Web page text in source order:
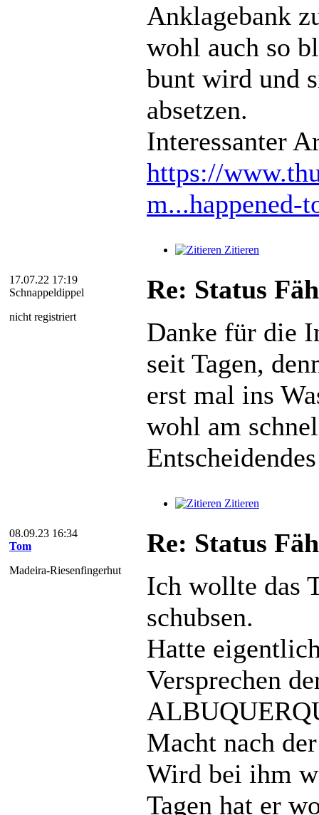
Anklagebank
wohl auch so
bunt wird und
absetzen.
Interessanter
https://
m...happened-
Zitieren
17.07.22 17:19
Schnappeldippel
nicht registriert
Re: Status
Danke für die
seit Tagen,
erst mal ins
wohl am
Zitieren
08.09.23 16:34
Tom
Madeira-Riesenfingerhut
Re: Status
Ich wollte das
schubsen.
Hatte
Versprechen
Macht nach
Wird bei ihm
Tagen hat er